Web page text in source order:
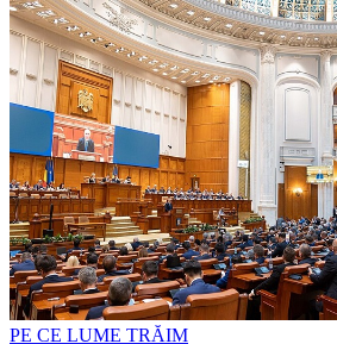
PE CE LUME TRĂIM